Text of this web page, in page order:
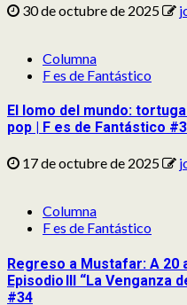
30 de octubre de 2025
Columna
F es de Fantástico
El lomo del mundo:
pop | F es de Fantástico
17 de octubre de 2025
Columna
F es de Fantástico
Regreso a Mustafar: A 20
Episodio III “La Venganza
#34